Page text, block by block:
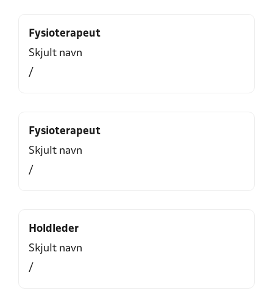
Fysioterapeut
Skjult navn
/
Fysioterapeut
Skjult navn
/
Holdleder
Skjult navn
/